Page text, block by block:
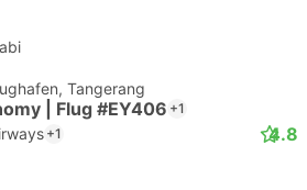
Tangerang
| Flug #EY406 +1
+1 4.8